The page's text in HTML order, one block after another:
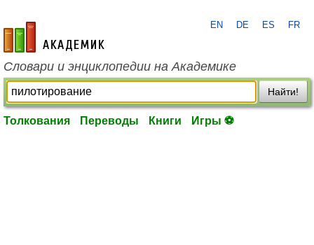
academic.ru
EN DE ES FR
Словари и энциклопедии на Академике
Найти!
Толкования Переводы Книги Игры ⚽